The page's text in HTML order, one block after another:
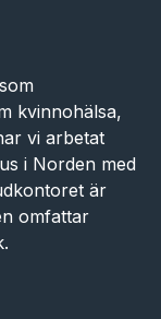
kvinnohälsa,
vi arbetat
i Norden med
är
omfattar